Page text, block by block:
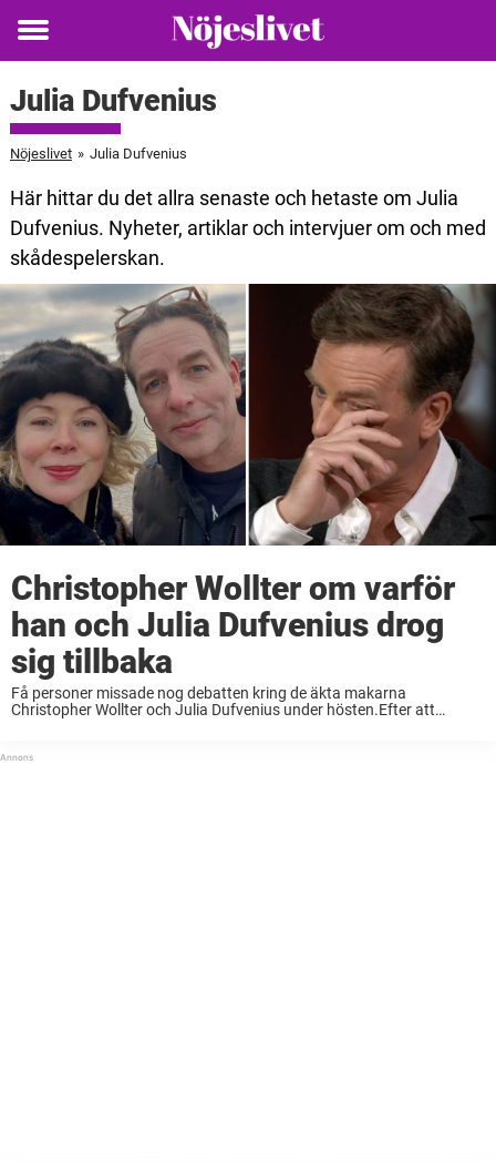
Toggle
Julia Dufvenius
Nöjeslivet » Julia Dufvenius
Här hittar du det allra senaste och hetaste om Julia
Dufvenius. Nyheter, artiklar och intervjuer om och med
skådespelerskan.
Christopher Wollter om varför
han och Julia Dufvenius drog
sig tillbaka
Få personer missade nog debatten kring de äkta makarna
Christopher Wollter och Julia Dufvenius under hösten.Efter att